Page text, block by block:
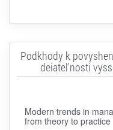
Podkhody k
deiatel'nosti
Modern trends in
from theory to practice